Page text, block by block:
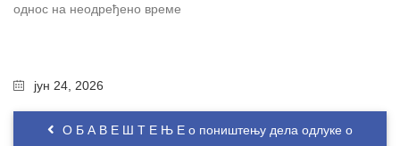
однос на неодређено време
јун 24, 2026
О Б А В Е Ш Т Е Њ Е о поништењу дела одлуке о